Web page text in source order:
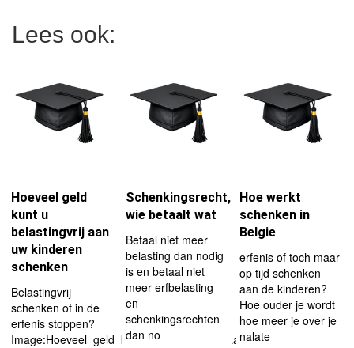
Lees ook:
Hoeveel geld
kunt u
belastingvrij aan
uw kinderen
schenken
Belastingvrij
schenken of in de
erfenis stoppen?
Image:Hoeveel_geld_kunt_u_belastingvrij_aan_uw_kind
Schenkingsrecht,
wie betaalt wat
Betaal niet meer
belasting dan nodig
is en betaal niet
meer erfbelasting
en
schenkingsrechten
dan no
Hoe werkt
schenken in
Belgie
erfenis of toch maar
op tijd schenken
aan de kinderen?
Hoe ouder je wordt
hoe meer je over je
nalate